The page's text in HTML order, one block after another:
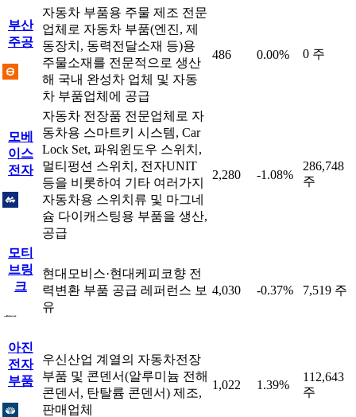
부산
주공
자동차 부품용 주물 제조 전문
업체로 자동차 부품(엔진, 제
동장치, 동력전달소재 등)용
주물소재를 전문적으로 생산
해 국내 완성차 업체 및 자동
차 부품업체에 공급
486 0.00% 0 주
모베
이스
전자
자동차 전장품 전문업체로 자
동차용 스마트키 시스템, Car
Lock Set, 파워윈도우 스위치,
멀티펑션 스위치, 전자UNIT
등을 비롯하여 기타 여러가지
자동차용 스위치류 및 마그네
슘 다이캐스팅용 부품을 생산,
공급
2,280 -1.08%
286,748
주
모티
브링
크
현대모비스·현대케피코향 전
력변환 부품 공급 레퍼런스 보
유
4,030 -0.37% 7,519 주
아진
전자
부품
우신산업 계열의 자동차전장
부품 및 콘덴서(알루미늄 전해
콘덴서, 탄탈륨 콘덴서) 제조,
판매업체
1,022 1.39%
112,643
주